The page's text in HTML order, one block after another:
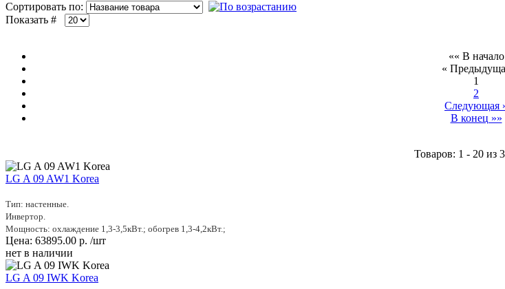
Сортировать по:
Показать #
«« В начало
«
1
2
Следующая
В конец »»
Товаров: 1 - 20 из
LG A 09 AW1 Korea
Тип: настенные.
Инвертор.
Мощность: охлаждение 1,3-3,5кВт.; обогрев 1,3-4,2кВт.;
Цена: 63895.00 р. /шт
нет в наличии
LG A 09 IWK Korea